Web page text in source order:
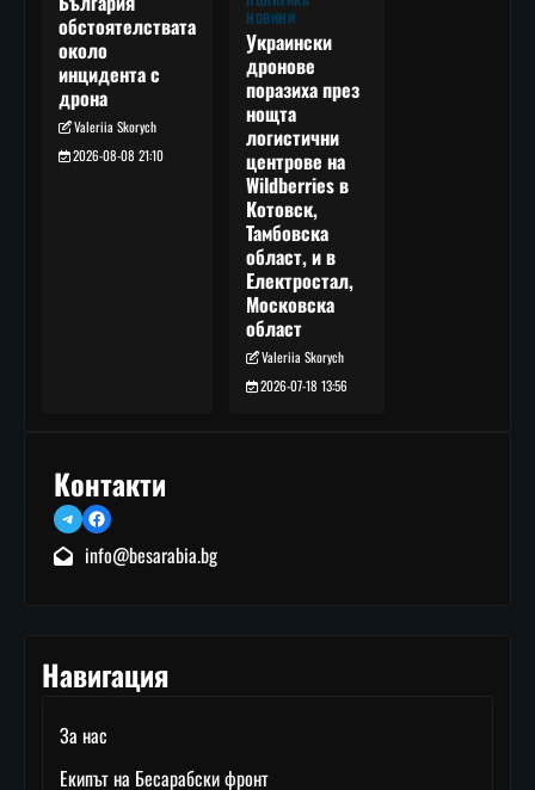
обстоятелствата
около
инцидента с
дрона
Valeriia Skorych
2026-08-08 21:10
НОВИНИ
Украински
дронове
поразиха през
нощта
логистични
центрове на
Wildberries в
Котовск,
Тамбовска
област, и в
Електростал,
Московска
област
Valeriia Skorych
2026-07-18 13:56
Контакти
TelegramFacebook
info@besarabia.bg
Навигация
За нас
Екипът на Бесарабски фронт